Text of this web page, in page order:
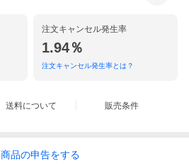
注文キャンセル発生率
1.94％
注文キャンセル発生率とは？
送料について 販売条件
商品の申告をする